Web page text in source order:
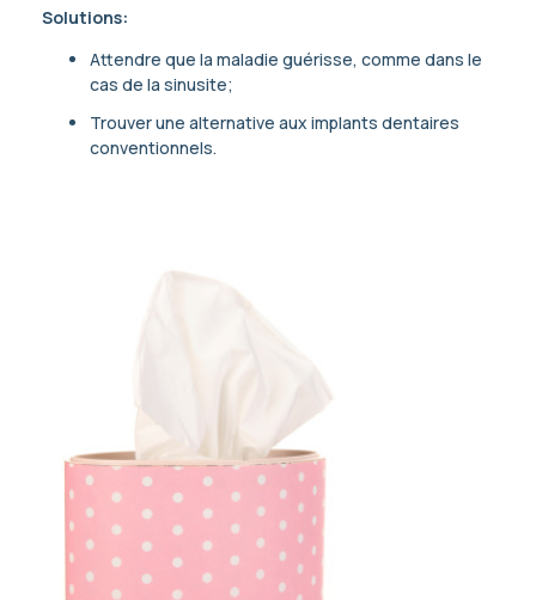
Solutions:
Attendre que la maladie guérisse, comme dans le
cas de la sinusite;
Trouver une alternative aux implants dentaires
conventionnels.